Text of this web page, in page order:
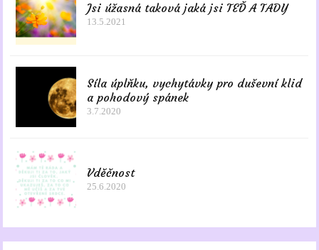
Jsi úžasná taková jaká jsi TEĎ A TADY
13.5.2021
Síla úplňku, vychytávky pro duševní klid
a pohodový spánek
3.7.2020
Vděčnost
25.6.2020